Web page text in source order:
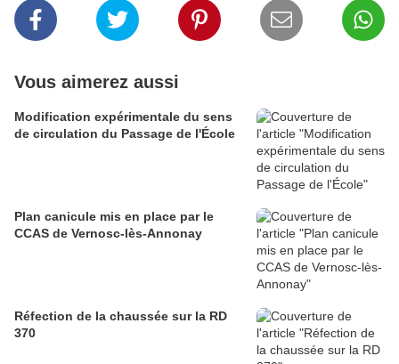
Vous aimerez aussi
Modification expérimentale du sens
de circulation du Passage de l'École
Plan canicule mis en place par le
CCAS de Vernosc-lès-Annonay
Réfection de la chaussée sur la RD
370